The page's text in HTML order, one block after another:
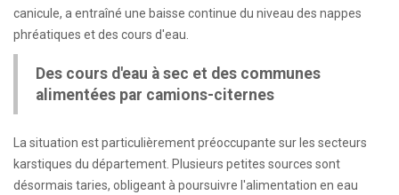
canicule, a entraîné une baisse continue du niveau des nappes
phréatiques et des cours d'eau.
Des cours d'eau à sec et des communes
alimentées par camions-citernes
La situation est particulièrement préoccupante sur les secteurs
karstiques du département. Plusieurs petites sources sont
désormais taries, obligeant à poursuivre l'alimentation en eau